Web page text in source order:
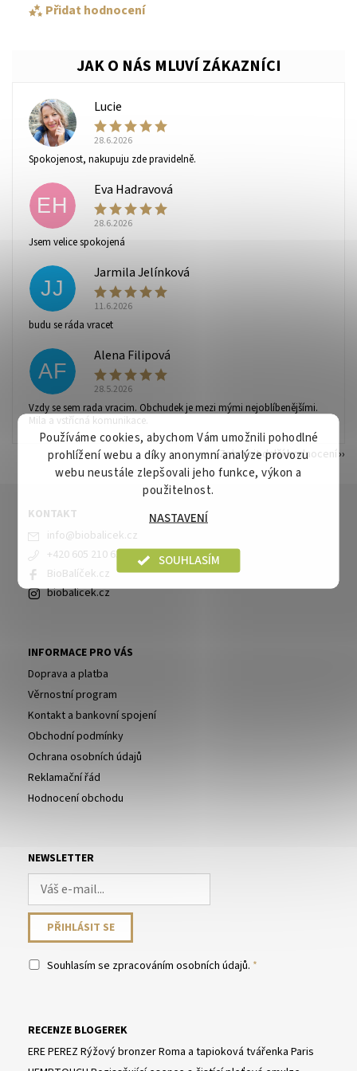
Přidat hodnocení
Vaše osobní údaje budou zpracovány dle
ochrany osobních údajů
L
Lucie
28.6.2026
Spokojenost, nakupuju zde pravidelně.
EH
Eva Hadravová
28.6.2026
Jsem velice spokojená
JJ
Jarmila Jelínková
11.6.2026
budu se ráda vracet
AF
Alena Filipová
28.5.2026
Vzdy se sem rada vracim. Obchudek je mezi mými nejoblíbenějšími.
Mila a vstřícná komunikace.
Zobrazit další hodnocení
KONTAKT
info@biobalicek.cz
+420 605 210 630
BioBalíček.cz
biobalicek.cz
INFORMACE PRO VÁS
Doprava a platba
Věrnostní program
Kontakt a bankovní spojení
Obchodní podmínky
Ochrana osobních údajů
Reklamační řád
Hodnocení obchodu
NEWSLETTER
Souhlasím se zpracováním osobních údajů.
RECENZE BLOGEREK
ERE PEREZ Rýžový bronzer Roma a tapioková tvářenka Paris
Používáme cookies, abychom Vám umožnili pohodlné
prohlížení webu a díky anonymní analýze provozu
webu neustále zlepšovali jeho funkce, výkon a
použitelnost.
NASTAVENÍ
SOUHLASÍM